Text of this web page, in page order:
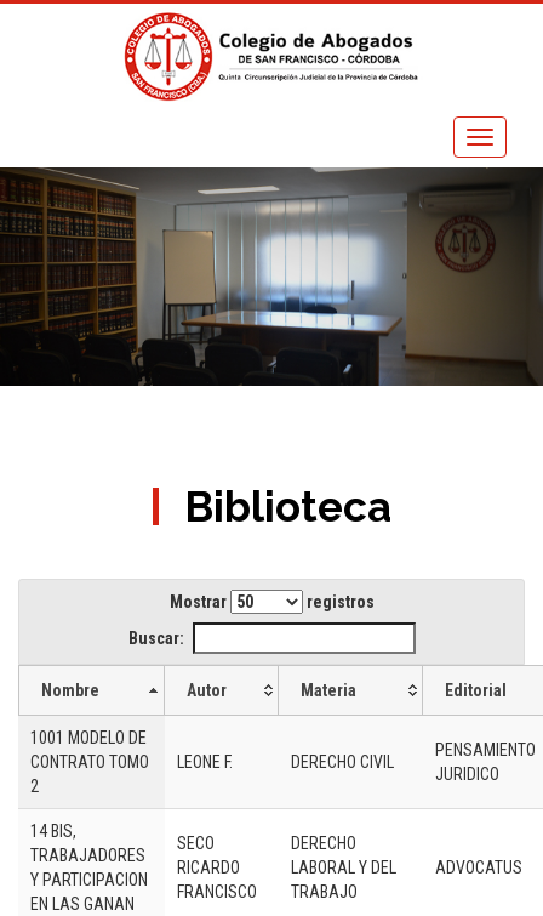
Toggle
Biblioteca
Mostrar
registros
Buscar:
Nombre Autor Materia Editorial
1001 MODELO DE
CONTRATO TOMO
2
LEONE F. DERECHO CIVIL
PENSAMIENTO
JURIDICO
14 BIS,
TRABAJADORES
Y PARTICIPACION
EN LAS GANAN
SECO
RICARDO
FRANCISCO
DERECHO
LABORAL Y DEL
TRABAJO
ADVOCATUS